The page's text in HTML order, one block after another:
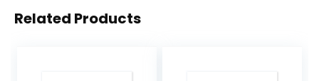
Related Products